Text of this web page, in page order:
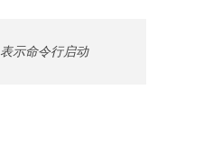
表示命令行启动